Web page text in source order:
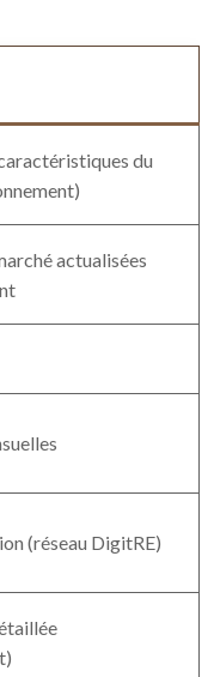
du
actualisées
(réseau DigitRE)